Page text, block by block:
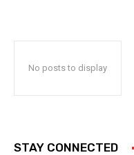
No posts to display
STAY CONNECTED